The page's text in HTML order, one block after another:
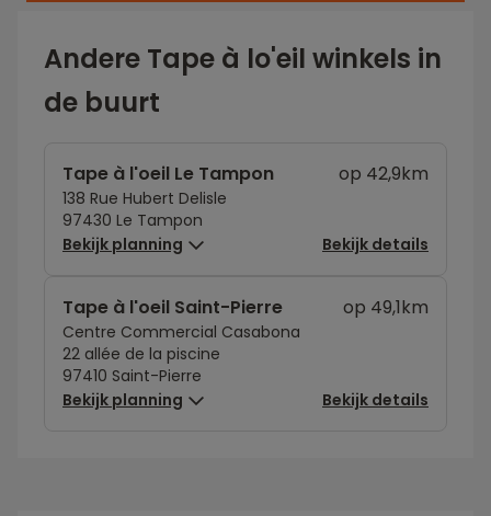
Andere Tape à lo'eil winkels in
de buurt
Tape à l'oeil Le Tampon
138 Rue Hubert Delisle
97430 Le Tampon
op 42,9km
Bekijk planning Bekijk details
Tape à l'oeil Saint-Pierre
Centre Commercial Casabona
22 allée de la piscine
97410 Saint-Pierre
op 49,1km
Bekijk planning Bekijk details